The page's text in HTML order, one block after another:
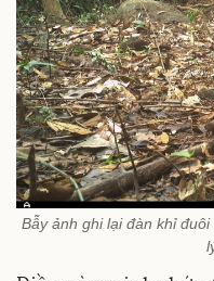
Bẫy ảnh ghi lại đàn khỉ